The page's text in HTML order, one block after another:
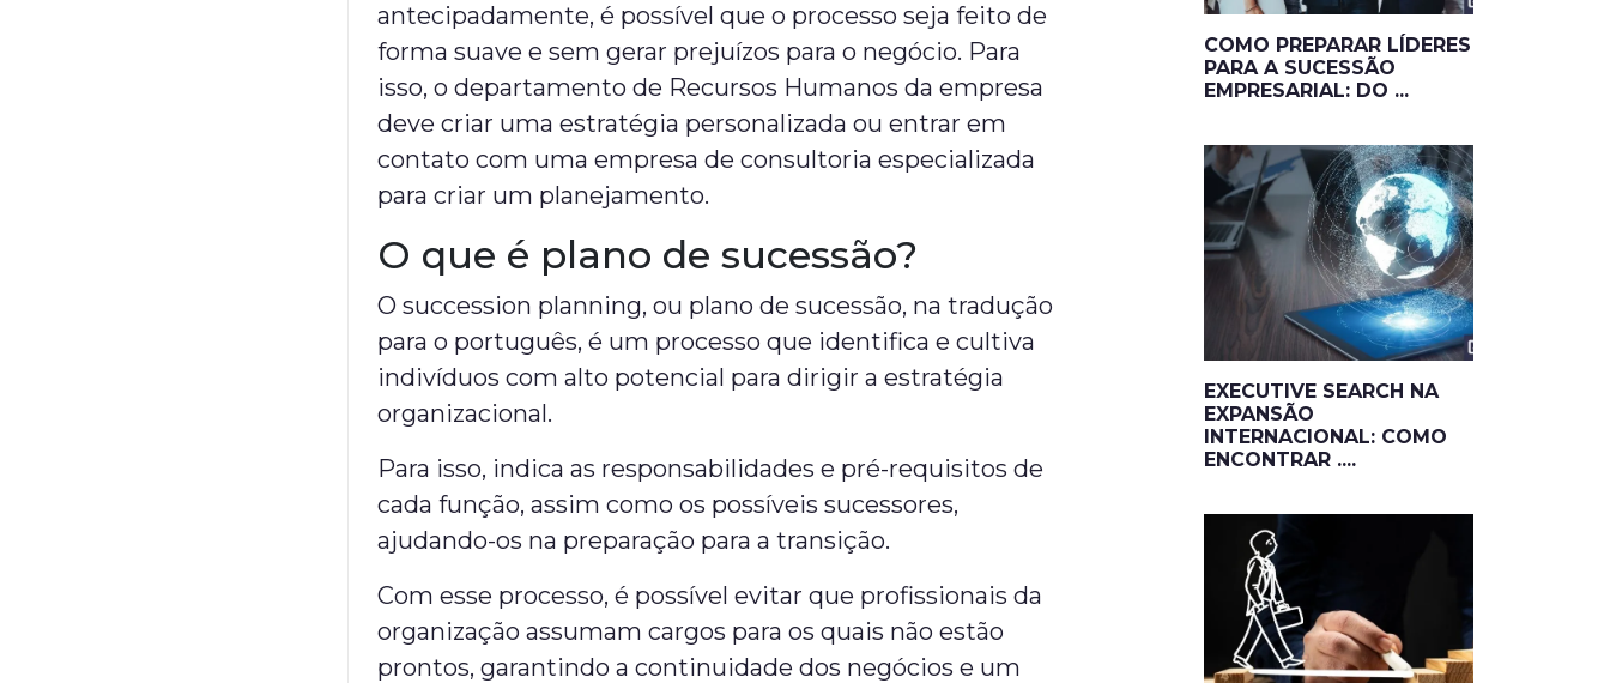
antecipadamente, é possível que o processo seja feito de
forma suave e sem gerar prejuízos para o negócio. Para
isso, o departamento de Recursos Humanos da empresa
deve criar uma estratégia personalizada ou entrar em
contato com uma empresa de consultoria especializada
para criar um planejamento.
O que é plano de sucessão?
O succession planning, ou plano de sucessão, na tradução
para o português, é um processo que identifica e cultiva
indivíduos com alto potencial para dirigir a estratégia
organizacional.
Para isso, indica as responsabilidades e pré-requisitos de
cada função, assim como os possíveis sucessores,
ajudando-os na preparação para a transição.
Com esse processo, é possível evitar que profissionais da
organização assumam cargos para os quais não estão
prontos, garantindo a continuidade dos negócios e um
COMO PREPARAR LÍDERES
PARA A SUCESSÃO
EMPRESARIAL: DO ...
EXECUTIVE SEARCH NA
EXPANSÃO
INTERNACIONAL: COMO
ENCONTRAR ....